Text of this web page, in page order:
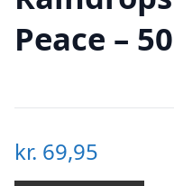
Peace –
kr. 69,95